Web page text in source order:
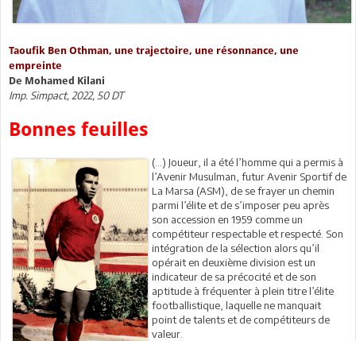
Taoufik Ben Othman, une trajectoire, une résonnance, une
empreinte
De Mohamed Kilani
Imp. Simpact, 2022, 50 DT
Bonnes feuilles
(…) Joueur, il a été l’homme qui a permis à
l’Avenir Musulman, futur Avenir Sportif de
La Marsa (ASM), de se frayer un chemin
parmi l’élite et de s’imposer peu après
son accession en 1959 comme un
compétiteur respectable et respecté. Son
intégration de la sélection alors qu’il
opérait en deuxième division est un
indicateur de sa précocité et de son
aptitude à fréquenter à plein titre l’élite
footballistique, laquelle ne manquait
point de talents et de compétiteurs de
valeur.